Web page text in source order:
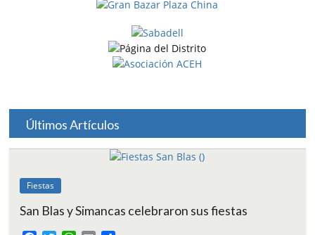
Últimos Artículos
Fiestas
San Blas y Simancas celebraron sus fiestas